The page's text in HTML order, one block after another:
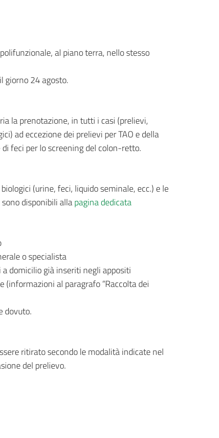
al piano terra, nello stesso
giorno 24 agosto.
la prenotazione, in tutti i casi (prelievi,
ad eccezione dei prelievi per TAO e della
feci per lo screening del colon-retto.
(urine, feci, liquido seminale, ecc.) e le
disponibili allapagina dedicata
o specialista
domicilio già inseriti negli appositi
(informazioni al paragrafo “Raccolta dei
dovuto.
ritirato secondo le modalità indicate nel
del prelievo.